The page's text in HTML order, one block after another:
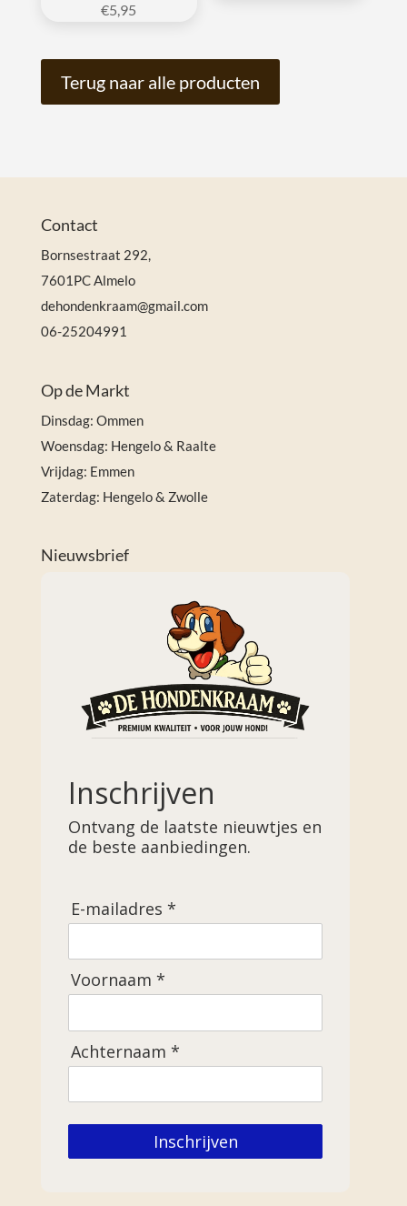
€5,95
Terug naar alle producten
Contact
Bornsestraat 292,
7601PC Almelo
dehondenkraam@gmail.com
06-25204991
Op de Markt
Dinsdag: Ommen
Woensdag: Hengelo & Raalte
Vrijdag: Emmen
Zaterdag: Hengelo & Zwolle
Nieuwsbrief
Inschrijven
Ontvang de laatste nieuwtjes en
de beste aanbiedingen.
E-mailadres *
Voornaam *
Achternaam *
Inschrijven